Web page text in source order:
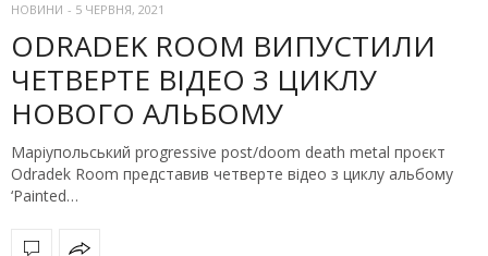
НОВИНИ - 5 ЧЕРВНЯ, 2021
ODRADEK ROOM ВИПУСТИЛИ
ЧЕТВЕРТЕ ВІДЕО З ЦИКЛУ
НОВОГО АЛЬБОМУ
Маріупольський progressive post/doom death metal проєкт
Odradek Room представив четверте відео з циклу альбому
‘Painted…